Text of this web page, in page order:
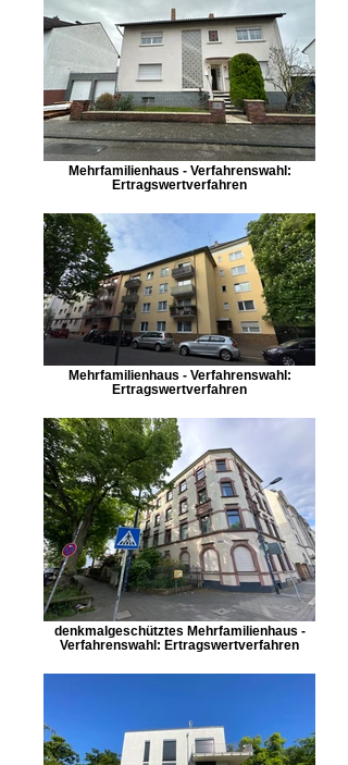
Mehrfamilienhaus - Verfahrenswahl:
Ertragswertverfahren
Mehrfamilienhaus - Verfahrenswahl:
Ertragswertverfahren
denkmalgeschütztes Mehrfamilienhaus -
Verfahrenswahl: Ertragswertverfahren